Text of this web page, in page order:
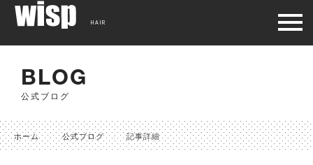
BLOG
公式ブログ
ホーム 公式ブログ 記事詳細
HAIR